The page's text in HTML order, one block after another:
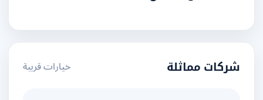
شركات مماثلة خيارات قريبة